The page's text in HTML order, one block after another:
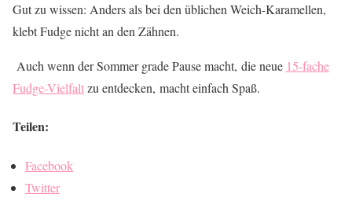
Gut zu wissen: Anders als bei den üblichen Weich-Karamellen,
klebt Fudge nicht an den Zähnen.
Auch wenn der Sommer grade Pause macht, die neue 15-fache
Fudge-Vielfaltzu entdecken, macht einfach Spaß.
Teilen:
Facebook
Twitter